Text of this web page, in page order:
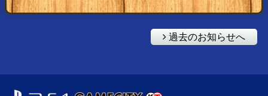
過去のお知らせへ